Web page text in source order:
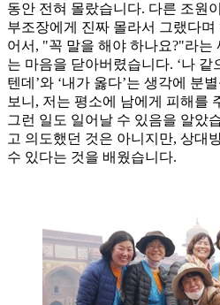
동안 전혀 몰랐습니다. 다른 조원
부조장에게 진짜 몰라서 그랬다며
어서, "꼭 말을 해야 하나요?"라는
는 마음을 닫아버렸습니다. ‘나
텐데’와 ‘내가 옳다’는 생각에 분
보니, 저는 평소에 남에게 피해를
그런 일도 일어날 수 있음을 알았
고 의도했던 것은 아니지만, 상대
수 있다는 것을 배웠습니다.